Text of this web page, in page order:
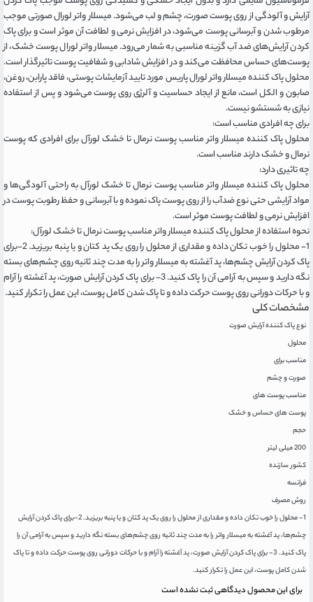
آرایش و آلودگی از روی پوست صورت، چشم و لب می‌شود. میسلار واتر لورال صورتی موجب
مرطوب شدن و آبرسانی پوست می‌شود، در افزایش نرمی و لطافت آن موثر است و برای پاک
کردن آرایش‌های ضد آب گزینه مناسبی به شمار می‌رود. میسلار واتر لورال پوست خشک، از
پوست‌های حساس محافظت می‌کند و در افزایش شادابی و شفافیت پوست تاثیرگذار است.
محلول پاک کننده میسلار واتر لورال پاریس مورد تایید آزمایشات پوستی، فاقد پارابن، روغن،
صابون و الکل است، مانع از ایجاد حساسیت و آلرژی روی پوست می‌شود و پس از استفاده
نیازی به شستشو نیست.
برای چه افرادی مناسب است:
محلول پاک کننده میسلار واتر مناسب پوست نرمال تا خشک لورآل برای افرادی که پوست
نرمال و خشک دارند مناسب است.
چه تاثیری دارد:
محلول پاک کننده میسلار واتر مناسب پوست نرمال تا خشک لورآل به راحتی آلودگی‌ها و
مواد آرایشی حتی نوع ضدآب را از روی پوست پاک نموده و با آبرسانی و حفظ رطوبت پوست در
افزایش نرمی و لطافت پوست موثر است.
نحوه استفاده از محلول پاک کننده میسلار واتر مناسب پوست نرمال تا خشک لورآل:
1- محلول را خوب تکان داده و مقداری از محلول را روی یک پد کتان و یا پنبه بریزید. 2-برای
پاک کردن آرایش چشم‌ها، پد آغشته به میسلار واتر را به مدت چند ثانیه روی چشم‌های بسته
نگه دارید و سپس به آرامی آن را پاک کنید. 3- برای پاک کردن آرایش صورت، پد آغشته را آرام
و با حرکات دورانی روی پوست حرکت داده و تا پاک شدن کامل پوست، این عمل را تکرار کنید.
مشخصات کلی
نوع پاک کننده آرایش صورت
محلول
مناسب برای
صورت و چشم
مناسب پوست های
پوست های حساس و خشک
حجم
200 میلی لیتر
کشور سازنده
فرانسه
روش مصرف
1- محلول را خوب تکان داده و مقداری از محلول را روی یک پد کتان و یا پنبه بریزید. 2-برای پاک کردن آرایش
چشم‌ها، پد آغشته به میسلار واتر را به مدت چند ثانیه روی چشم‌های بسته نگه دارید و سپس به آرامی آن را
پاک کنید. 3- برای پاک کردن آرایش صورت، پد آغشته را آرام و با حرکات دورانی روی پوست حرکت داده و تا پاک
شدن کامل پوست، این عمل را تکرار کنید.
برای این محصول دیدگاهی ثبت نشده است